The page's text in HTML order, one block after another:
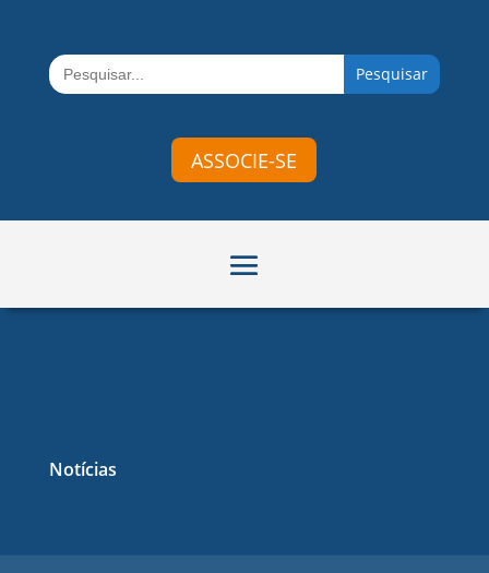
Search
for:
ASSOCIE-SE
Notícias